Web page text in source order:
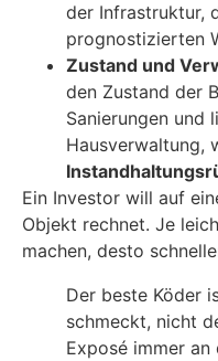
der Infrastruktur,
prognostizierten
Zustand und
den Zustand der
Sanierungen und
Hausverwaltung,
Ein Investor will auf
Objekt rechnet. Je
machen, desto
Der beste Köder
schmeckt, nicht
Exposé immer